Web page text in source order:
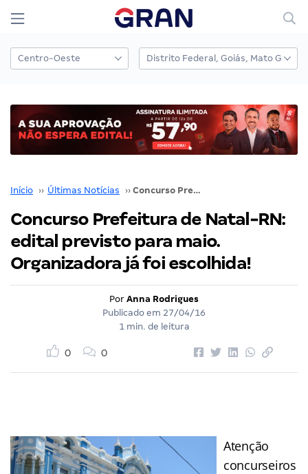
Início ›› Últimas Notícias ›› Concurso Prefeitura de Natal-RN: edital previsto para maio. Organizadora já foi escolhida!
Concurso Prefeitura de Natal-RN:
edital previsto para maio.
Organizadora já foi escolhida!
Por Anna Rodrigues
Publicado em 27/04/16
1 min. de leitura
0 0
Atenção
concurseiros